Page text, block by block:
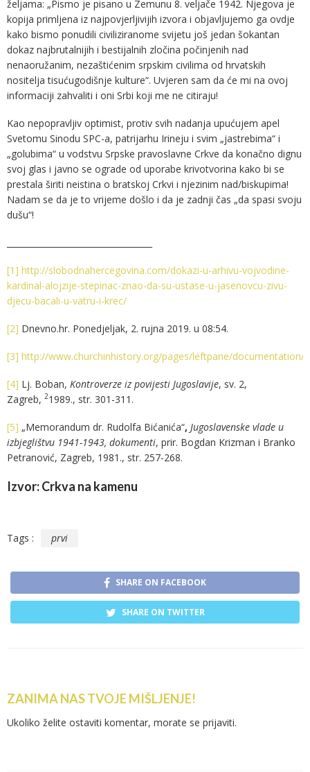
željama: „Pismo je pisano u Zemunu 8. veljače 1942. Njegova je
kopija primljena iz najpovjerljivijih izvora i objavljujemo ga ovdje
kako bismo ponudili civiliziranome svijetu još jedan šokantan
dokaz najbrutalnijih i bestijalnih zločina počinjenih nad
nenaoružanim, nezaštićenim srpskim civilima od hrvatskih
nositelja tisućugodišnje kulture“. Uvjeren sam da će mi na ovoj
informaciji zahvaliti i oni Srbi koji me ne citiraju!
Kao nepopravljiv optimist, protiv svih nadanja upućujem apel
Svetomu Sinodu SPC-a, patrijarhu Irineju i svim „jastrebima“ i
„golubima“ u vodstvu Srpske pravoslavne Crkve da konačno dignu
svoj glas i javno se ograde od uporabe krivotvorina kako bi se
prestala širiti neistina o bratskoj Crkvi i njezinim nad/biskupima!
Nadam se da je to vrijeme došlo i da je zadnji čas „da spasi svoju
dušu“!
[1] http://slobodnahercegovina.com/dokazi-u-arhivu-vojvodine-
kardinal-alojzije-stepinac-znao-da-su-ustase-u-jasenovcu-zivu-
djecu-bacali-u-vatru-i-krec/
[2] Dnevno.hr. Ponedjeljak, 2. rujna 2019. u 08:54.
[3] http://www.churchinhistory.org/pages/leftpane/documentation/
[4] Lj. Boban, Kontroverze iz povijesti Jugoslavije, sv. 2,
Zagreb, 21989., str. 301-311.
[5] „Memorandum dr. Rudolfa Bićanića“, Jugoslavenske vlade u
izbjeglištvu 1941-1943, dokumenti, prir. Bogdan Krizman i Branko
Petranović, Zagreb, 1981., str. 257-268.
Izvor: Crkva na kamenu
Tags : prvi
SHARE ON FACEBOOK
SHARE ON TWITTER
ZANIMA NAS TVOJE MIŠLJENJE!
Ukoliko želite ostaviti komentar, morate se prijaviti.